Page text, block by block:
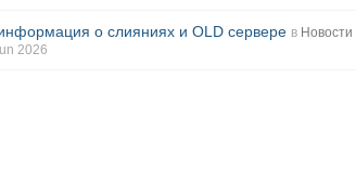
о слияниях и OLD сервере в Новости
2026